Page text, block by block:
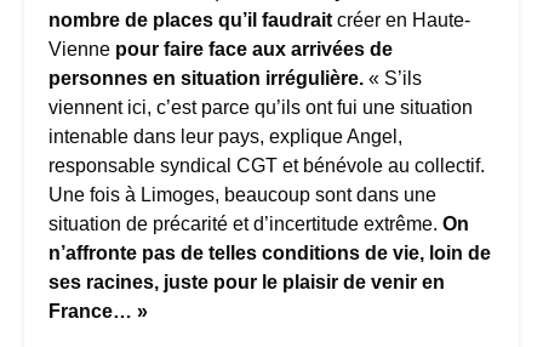
nombre de places qu’il faudrait créer en Haute-
Vienne pour faire face aux arrivées de
personnes en situation irrégulière. « S’ils
viennent ici, c’est parce qu’ils ont fui une situation
intenable dans leur pays, explique Angel,
responsable syndical CGT et bénévole au collectif.
Une fois à Limoges, beaucoup sont dans une
situation de précarité et d’incertitude extrême. On
n’affronte pas de telles conditions de vie, loin de
ses racines, juste pour le plaisir de venir en
France… »